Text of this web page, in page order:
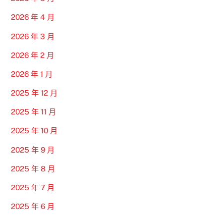
2026 年 4 月
2026 年 3 月
2026 年 2 月
2026 年 1 月
2025 年 12 月
2025 年 11 月
2025 年 10 月
2025 年 9 月
2025 年 8 月
2025 年 7 月
2025 年 6 月